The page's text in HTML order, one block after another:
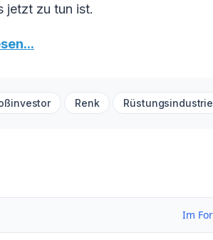
jetzt zu tun ist.
Renk Rüstungsindustrie